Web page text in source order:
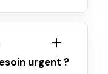
urgent ?